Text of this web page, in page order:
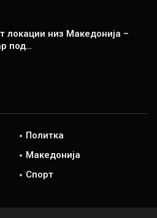
локации низ Македонија –
под…
Политка
Македонија
Спорт